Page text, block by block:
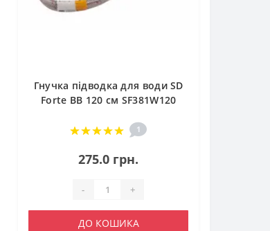
Гнучка підводка для води SD
Forte ВВ 120 см SF381W120
1
275.0 грн.
- +
ДО КОШИКА